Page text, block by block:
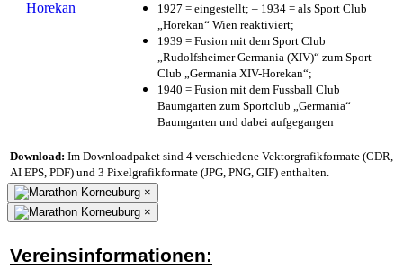
1927 = eingestellt; – 1934 = als Sport Club
„Horekan“ Wien reaktiviert;
1939 = Fusion mit dem Sport Club
„Rudolfsheimer Germania (XIV)“ zum Sport
Club „Germania XIV-Horekan“;
1940 = Fusion mit dem Fussball Club
Baumgarten zum Sportclub „Germania“
Baumgarten und dabei aufgegangen
Download: Im Downloadpaket sind 4 verschiedene Vektorgrafikformate (CDR,
AI EPS, PDF) und 3 Pixelgrafikformate (JPG, PNG, GIF) enthalten.
×
×
Vereinsinformationen: